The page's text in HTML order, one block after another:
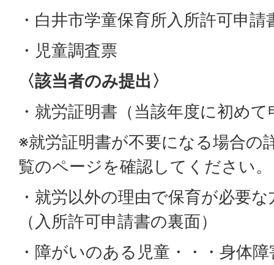
・白井市学童保育所入所許可申請
・児童調査票
〈該当者のみ提出〉
・就労証明書（当該年度に初め
※就労証明書が不要になる場合の
覧のページを確認してください。
・就労以外の理由で保育が必要
（入所許可申請書の裏面）
・障がいのある児童・・・身体